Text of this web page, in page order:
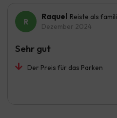
Raquel Reiste als
Dezember 2024
Der Preis für das Parken
Sehr gut